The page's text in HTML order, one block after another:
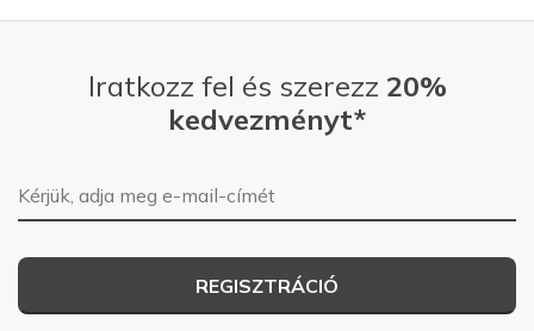
Iratkozz fel és szerezz 20%
kedvezményt*
E-mail-cím
REGISZTRÁCIÓ